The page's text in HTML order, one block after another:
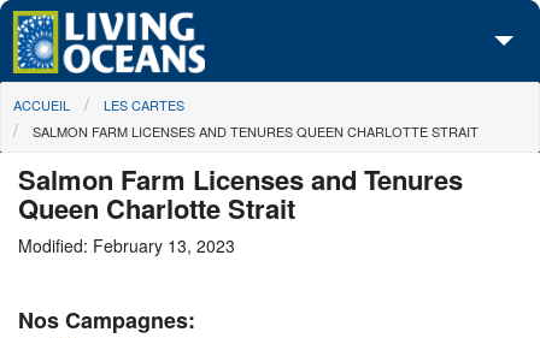
Skip to main content
À propos de nous
Centre des Médias
Passez à l'action
You are here
ACCUEIL
LES CARTES
SALMON FARM LICENSES AND TENURES QUEEN CHARLOTTE STRAIT
Salmon Farm Licenses and Tenures
Queen Charlotte Strait
Modified: February 13, 2023
Nos Campagnes: